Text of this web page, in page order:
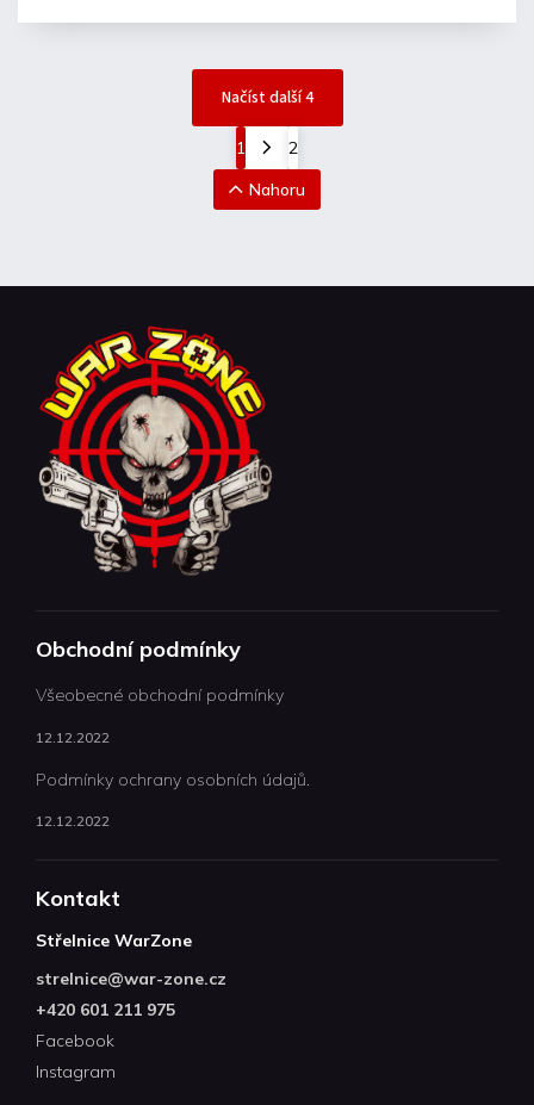
Načíst další 4
1
2
Nahoru
Obchodní podmínky
Všeobecné obchodní podmínky
12.12.2022
Podmínky ochrany osobních údajů.
12.12.2022
Kontakt
Střelnice WarZone
strelnice@war-zone.cz
+420 601 211 975
Facebook
Instagram